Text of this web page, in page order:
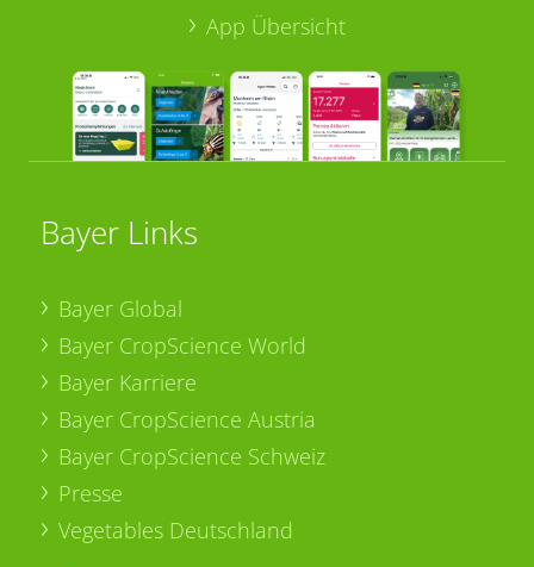
App Übersicht
Bayer Links
Bayer Global
Bayer CropScience World
Bayer Karriere
Bayer CropScience Austria
Bayer CropScience Schweiz
Presse
Vegetables Deutschland